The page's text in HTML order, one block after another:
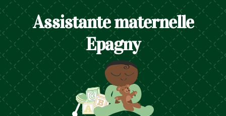
Assistante maternelle
Epagny